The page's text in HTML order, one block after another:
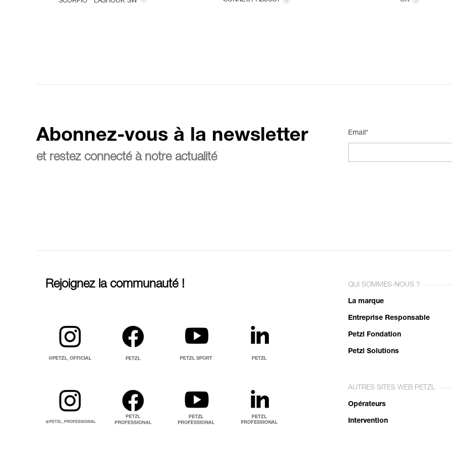
SCORPIO EASHOOK SW
Abonnez-vous à la newsletter
et restez connecté à notre actualité
Email*
Rejoignez la communauté ! QUI SOMMES-NOUS ?
La marque
Entreprise Responsable
Petzl Fondation
Petzl Solutions
AUTRES SITES WEB PETZL
Opérateurs
Intervention